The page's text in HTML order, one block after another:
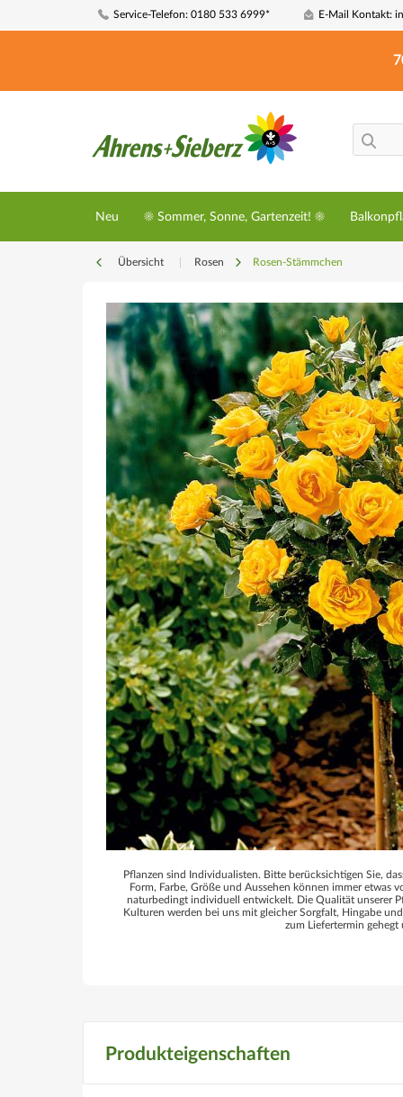
Service-Telefon: 0180 533 6999* E-Mail Kontakt:
Neu ☀️ Sommer, Sonne, Gartenzeit! ☀️
Übersicht Rosen Rosen-Stämmchen
Pflanzen sind Individualisten. Bitte berücksichtigen Sie,
Form, Farbe, Größe und Aussehen können immer etwas
naturbedingt individuell entwickelt. Die Qualität unserer
Kulturen werden bei uns mit gleicher Sorgfalt, Hingabe
zum Liefertermin gehegt
Produkteigenschaften